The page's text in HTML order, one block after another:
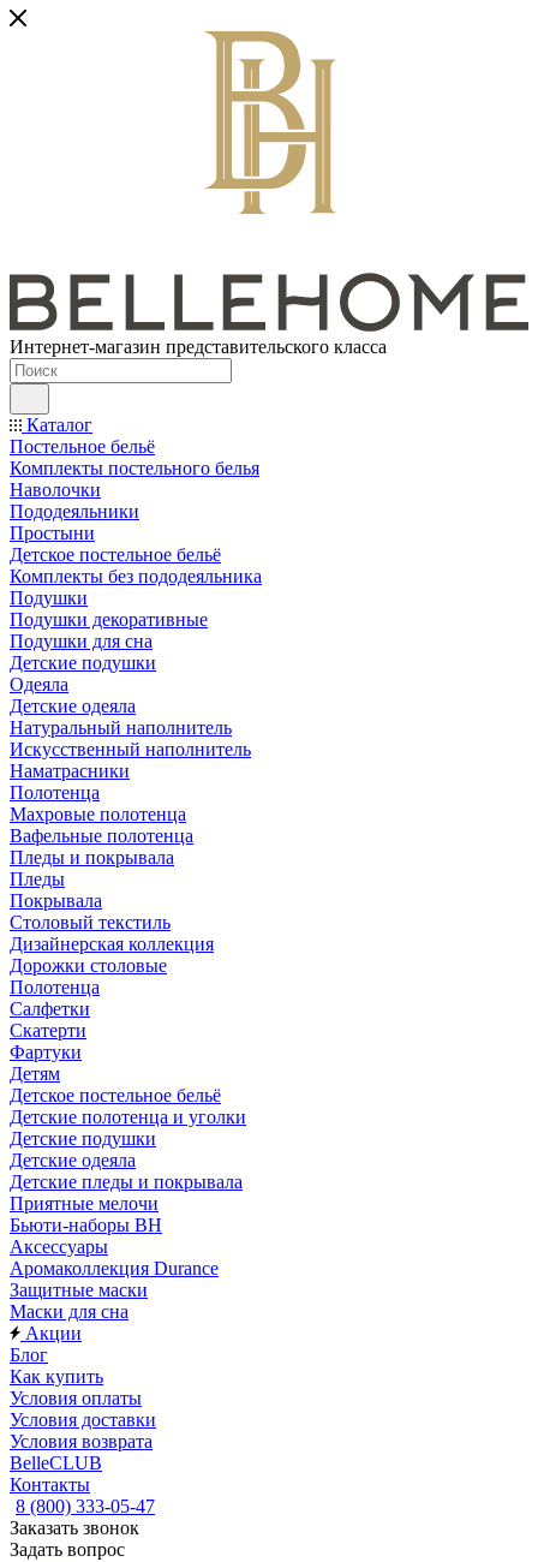
Интернет-магазин представительского класса
Каталог
Постельное бельё
Комплекты постельного белья
Наволочки
Пододеяльники
Простыни
Детское постельное бельё
Комплекты без пододеяльника
Подушки
Подушки декоративные
Подушки для сна
Детские подушки
Одеяла
Детские одеяла
Натуральный наполнитель
Искуcственный наполнитель
Наматрасники
Полотенца
Махровые полотенца
Вафельные полотенца
Пледы и покрывала
Пледы
Покрывала
Столовый текстиль
Дизайнерская коллекция
Дорожки столовые
Полотенца
Салфетки
Скатерти
Фартуки
Детям
Детское постельное бельё
Детские полотенца и уголки
Детские подушки
Детские одеяла
Детские пледы и покрывала
Приятные мелочи
Бьюти-наборы ВН
Аксессуары
Аромаколлекция Durance
Защитные маски
Маски для сна
Акции
Блог
Как купить
Условия оплаты
Условия доставки
Условия возврата
BelleCLUB
Контакты
8 (800) 333-05-47
Заказать звонок
Задать вопрос